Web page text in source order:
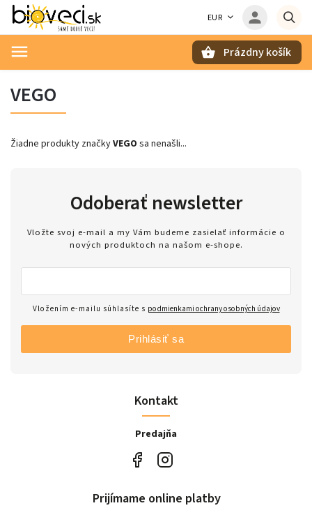
EUR
Prázdny košík
VEGO
Žiadne produkty značkyVEGO sa nenašli...
Kontakt
Predajňa
Odoberať newsletter
Vložte svoj e-mail a my Vám budeme zasielať informácie o
nových produktoch na našom e-shope.
Vložením e-mailu súhlasíte s podmienkami ochrany osobných údajov
Prihlásiť sa
Prijímame online platby